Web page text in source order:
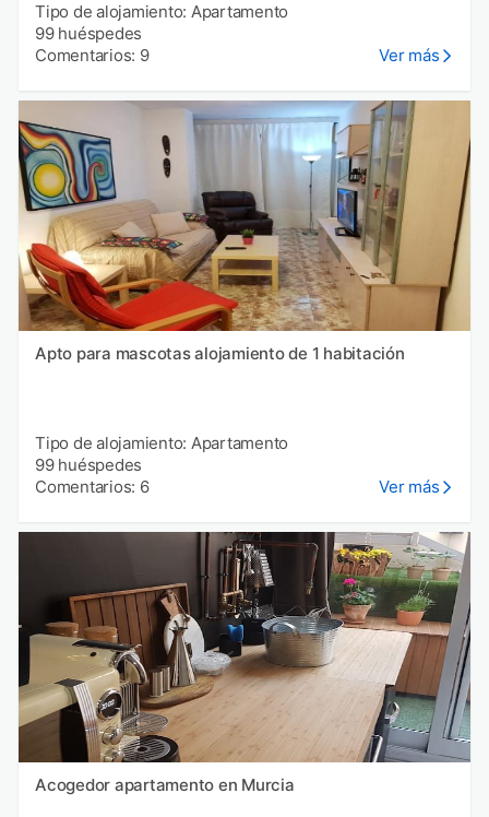
Tipo de alojamiento: Apartamento
99 huéspedes
Comentarios: 9
Ver más
Apto para mascotas alojamiento de 1 habitación
Tipo de alojamiento: Apartamento
99 huéspedes
Comentarios: 6
Ver más
Acogedor apartamento en Murcia